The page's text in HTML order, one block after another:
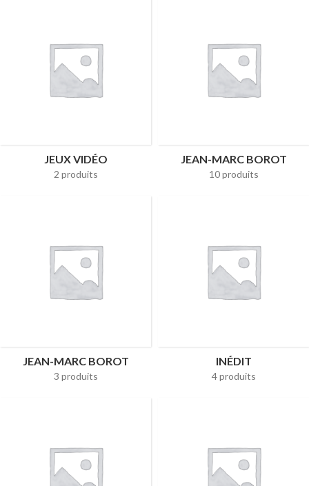
JEUX VIDÉO
2 produits
JEAN-MARC BOROT
10 produits
JEAN-MARC BOROT
3 produits
INÉDIT
4 produits